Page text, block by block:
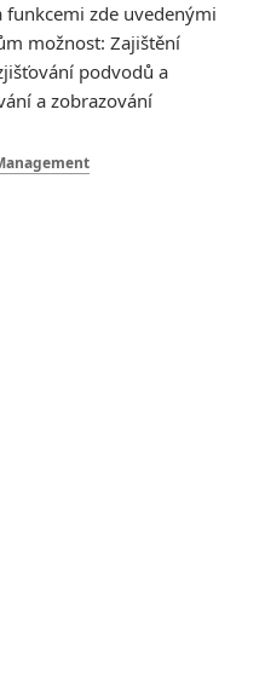
Godzilla 2: Uvidíme
spolupráci lidí a
monster?
funkcemi zde uvedenými
možnost: Zajištění
podvodů a
a zobrazování